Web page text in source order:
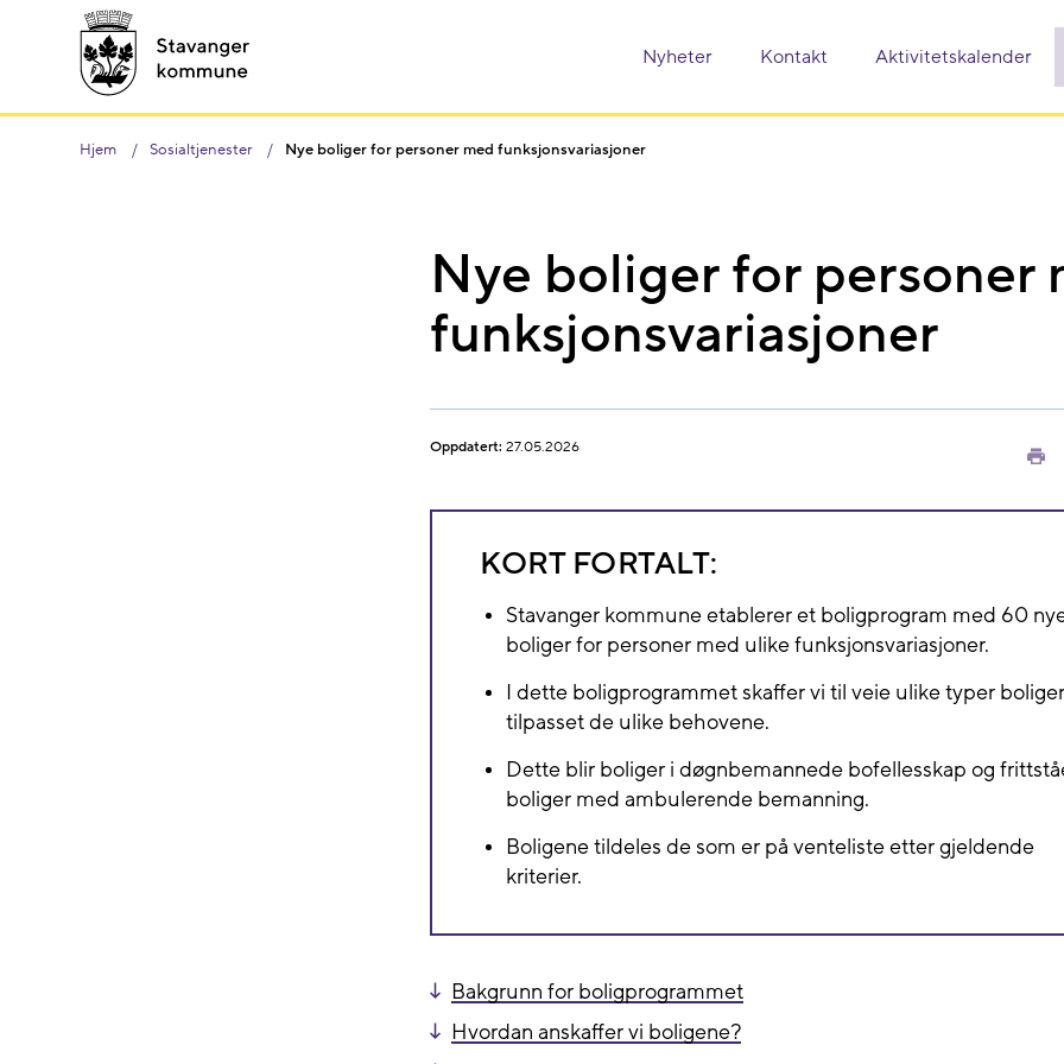
Nyheter Kontakt Aktivitetskalender
Hjem Sosialtjenester Nye boliger for personer med funksjonsvariasjoner
Nye boliger for personer
funksjonsvariasjoner
Oppdatert: 27.05.2026
KORT FORTALT:
Stavanger kommune etablerer et boligprogram med 60
boliger for personer med ulike funksjonsvariasjoner.
I dette boligprogrammet skaffer vi til veie ulike typer
tilpasset de ulike behovene.
Dette blir boliger i døgnbemannede bofellesskap og
boliger med ambulerende bemanning.
Boligene tildeles de som er på venteliste etter gjeldende
kriterier.
Bakgrunn for boligprogrammet
Hvordan anskaffer vi boligene?